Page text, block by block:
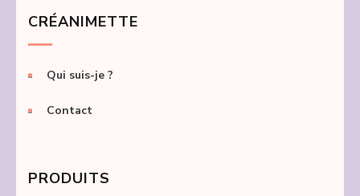
CRÉANIMETTE
Qui suis-je ?
Contact
PRODUITS